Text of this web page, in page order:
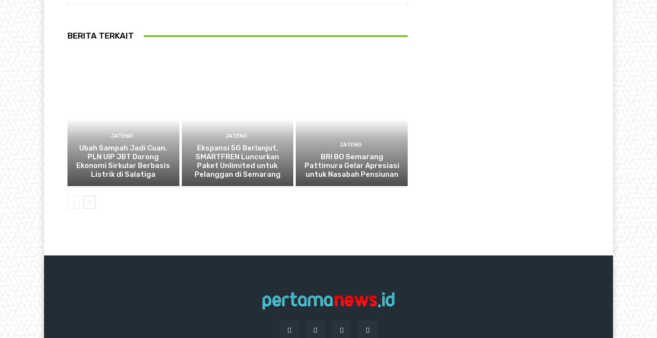
BERITA TERKAIT
JATENG
Ubah Sampah Jadi Cuan,
PLN UIP JBT Dorong
Ekonomi Sirkular Berbasis
Listrik di Salatiga
JATENG
Ekspansi 5G Berlanjut,
SMARTFREN Luncurkan
Paket Unlimited untuk
Pelanggan di Semarang
JATENG
BRI BO Semarang
Pattimura Gelar Apresiasi
untuk Nasabah Pensiunan